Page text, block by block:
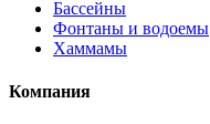
Бассейны
Фонтаны и водоемы
Хаммамы
Компания